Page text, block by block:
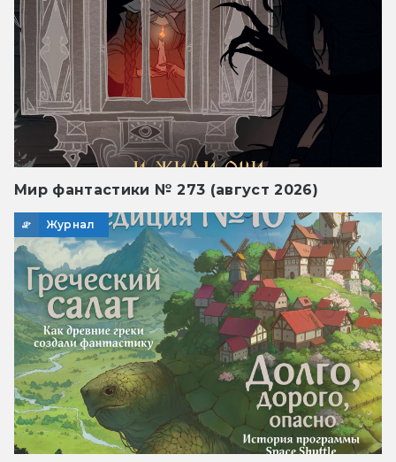
Мир фантастики № 273 (август 2026)
Журнал